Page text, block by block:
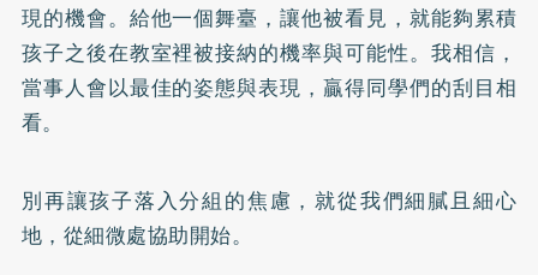
現的機會。給他一個舞臺，讓他被看見，就能夠累積
孩子之後在教室裡被接納的機率與可能性。我相信，
當事人會以最佳的姿態與表現，贏得同學們的刮目相
看。
別再讓孩子落入分組的焦慮，就從我們細膩且細心
地，從細微處協助開始。